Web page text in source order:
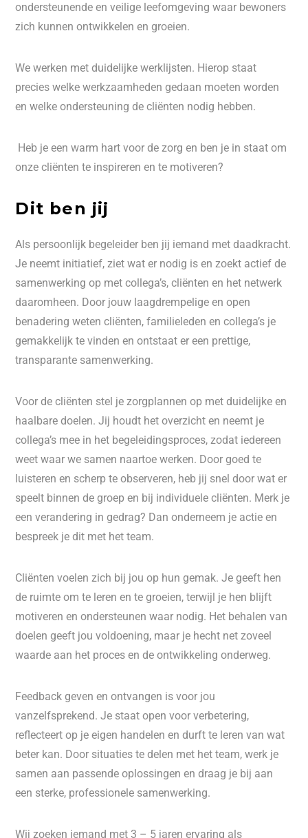
ondersteunende en veilige leefomgeving waar bewoners
zich kunnen ontwikkelen en groeien.
We werken met duidelijke werklijsten. Hierop staat
precies welke werkzaamheden gedaan moeten worden
en welke ondersteuning de cliënten nodig hebben.
Heb je een warm hart voor de zorg en ben je in staat om
onze cliënten te inspireren en te motiveren?
Dit ben jij
Als persoonlijk begeleider ben jij iemand met daadkracht.
Je neemt initiatief, ziet wat er nodig is en zoekt actief de
samenwerking op met collega’s, cliënten en het netwerk
daaromheen. Door jouw laagdrempelige en open
benadering weten cliënten, familieleden en collega’s je
gemakkelijk te vinden en ontstaat er een prettige,
transparante samenwerking.
Voor de cliënten stel je zorgplannen op met duidelijke en
haalbare doelen. Jij houdt het overzicht en neemt je
collega’s mee in het begeleidingsproces, zodat iedereen
weet waar we samen naartoe werken. Door goed te
luisteren en scherp te observeren, heb jij snel door wat er
speelt binnen de groep en bij individuele cliënten. Merk je
een verandering in gedrag? Dan onderneem je actie en
bespreek je dit met het team.
Cliënten voelen zich bij jou op hun gemak. Je geeft hen
de ruimte om te leren en te groeien, terwijl je hen blijft
motiveren en ondersteunen waar nodig. Het behalen van
doelen geeft jou voldoening, maar je hecht net zoveel
waarde aan het proces en de ontwikkeling onderweg.
Feedback geven en ontvangen is voor jou
vanzelfsprekend. Je staat open voor verbetering,
reflecteert op je eigen handelen en durft te leren van wat
beter kan. Door situaties te delen met het team, werk je
samen aan passende oplossingen en draag je bij aan
een sterke, professionele samenwerking.
Wij zoeken iemand met 3 – 5 jaren ervaring als